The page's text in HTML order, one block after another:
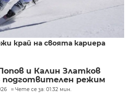
край на своята кариера
и Калин Златков
подготвителен режим
Чете се за: 01:32 мин.